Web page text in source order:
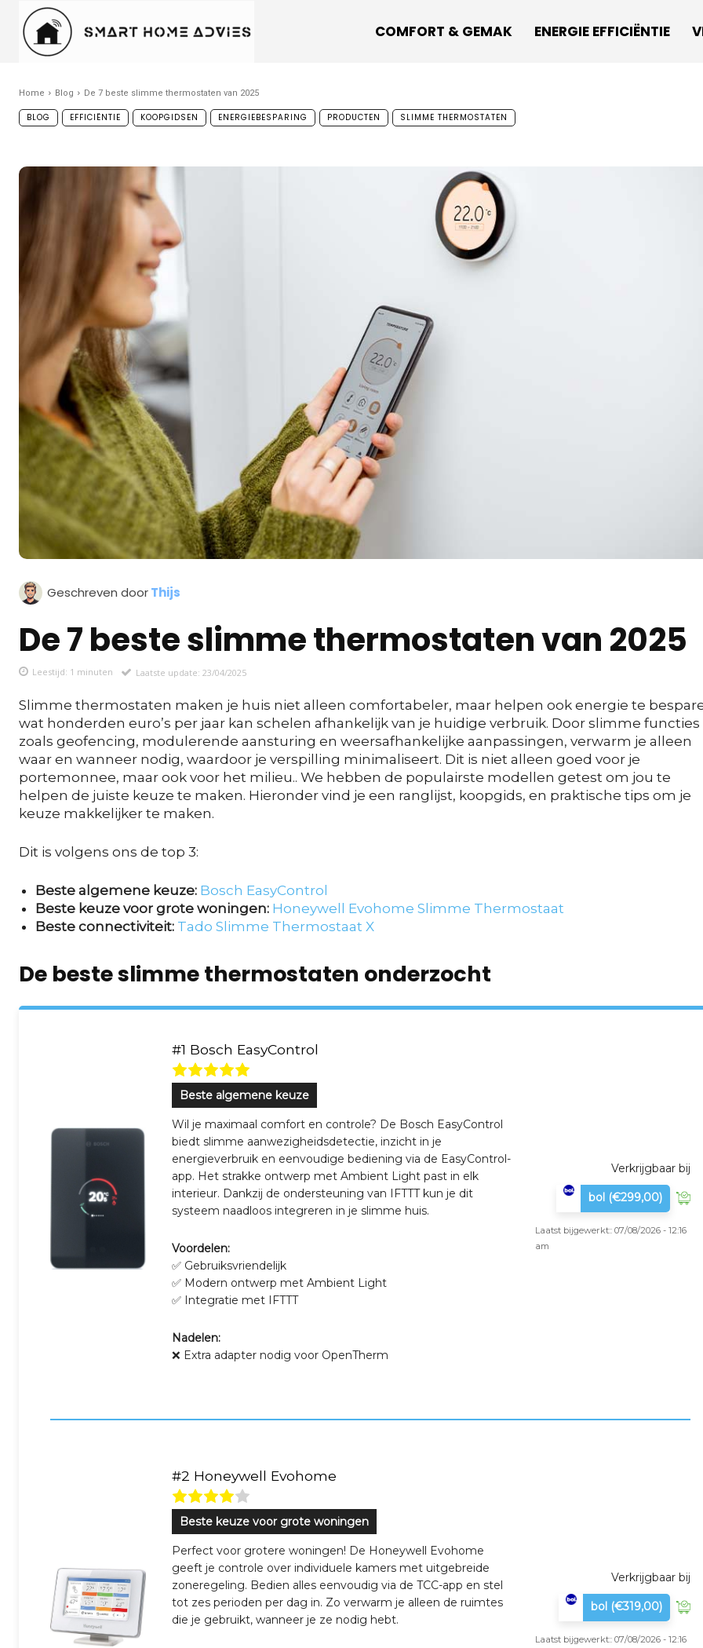
COMFORT & GEMAK ENERGIE EFFICIËNTIE
Home Blog De 7 beste slimme thermostaten van 2025
BLOG EFFICIËNTIE KOOPGIDSEN ENERGIEBESPARING PRODUCTEN SLIMME THERMOSTATEN
Geschreven doorThijs
De 7 beste slimme thermostaten van 2025
Leestijd: 1 minuten Laatste update: 23/04/2025
Slimme thermostaten maken je huis niet alleen comfortabeler, maar helpen ook energie te
wat honderden euro’s per jaar kan schelen afhankelijk van je huidige verbruik. Door slimme functies
zoals geofencing, modulerende aansturing en weersafhankelijke aanpassingen, verwarm je alleen
waar en wanneer nodig, waardoor je verspilling minimaliseert. Dit is niet alleen goed voor je
portemonnee, maar ook voor het milieu.. We hebben de populairste modellen getest om jou te
helpen de juiste keuze te maken. Hieronder vind je een ranglijst, koopgids, en praktische tips om je
keuze makkelijker te maken.
Dit is volgens ons de top 3:
Beste algemene keuze: Bosch EasyControl
Beste keuze voor grote woningen: Honeywell Evohome Slimme Thermostaat
Beste connectiviteit: Tado Slimme Thermostaat X
De beste slimme thermostaten onderzocht
#1 Bosch EasyControl
Beste algemene keuze
Wil je maximaal comfort en controle? De Bosch EasyControl
biedt slimme aanwezigheidsdetectie, inzicht in je
energieverbruik en eenvoudige bediening via de EasyControl-
app. Het strakke ontwerp met Ambient Light past in elk
interieur. Dankzij de ondersteuning van IFTTT kun je dit
systeem naadloos integreren in je slimme huis.
Voordelen:
✅ Gebruiksvriendelijk
✅ Modern ontwerp met Ambient Light
✅ Integratie met IFTTT
Nadelen:
❌ Extra adapter nodig voor OpenTherm
Verkrijgbaar bij
bol (€299,00)
Laatst bijgewerkt:: 07/08/2026 - 12:16
am
#2 Honeywell Evohome
Beste keuze voor grote woningen
Perfect voor grotere woningen! De Honeywell Evohome
geeft je controle over individuele kamers met uitgebreide
zoneregeling. Bedien alles eenvoudig via de TCC-app en stel
tot zes perioden per dag in. Zo verwarm je alleen de ruimtes
die je gebruikt, wanneer je ze nodig hebt.
Verkrijgbaar bij
bol (€319,00)
Laatst bijgewerkt:: 07/08/2026 - 12:16